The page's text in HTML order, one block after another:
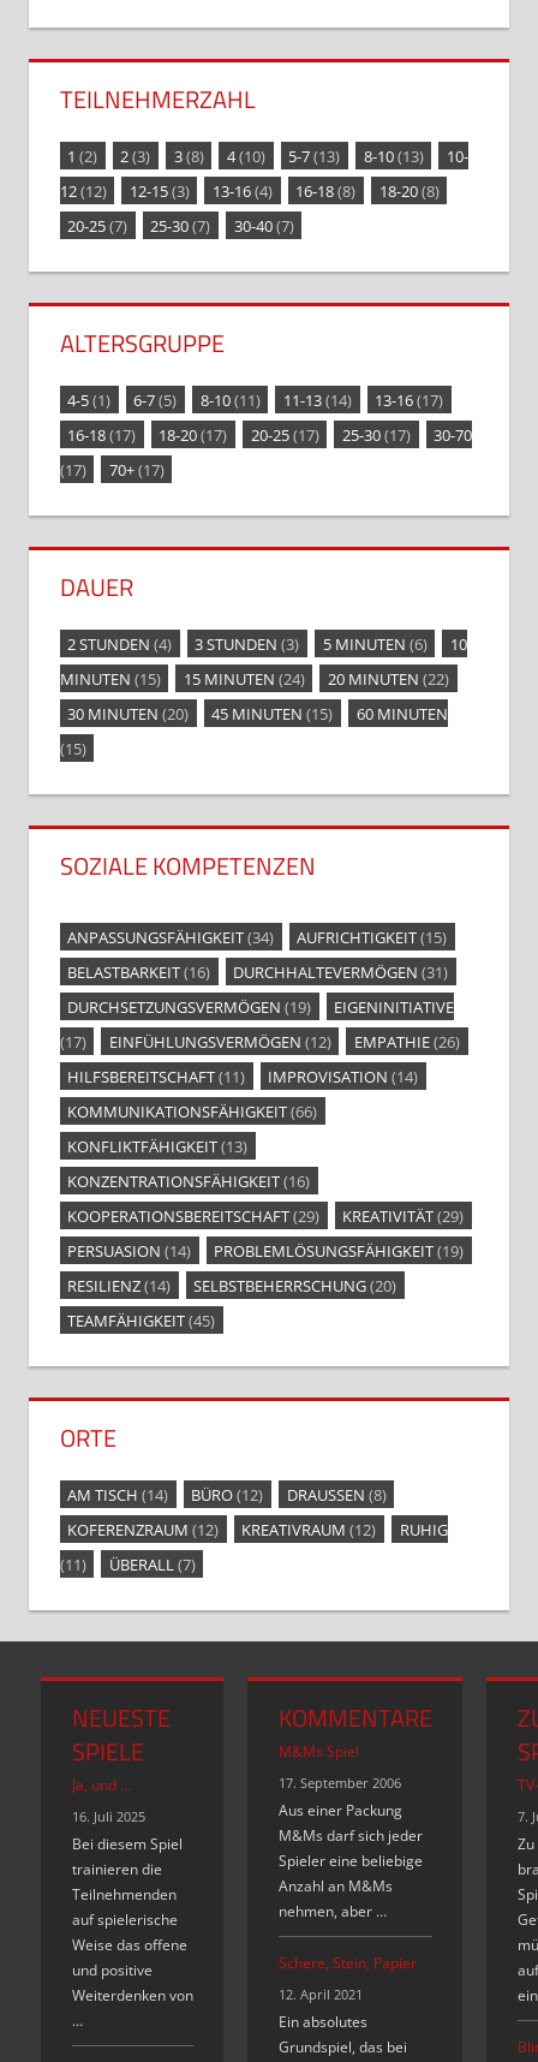
TEILNEHMERZAHL
1 (2) 2(3) 3(8) 4(10) 5-7(13) 8-10(13)
10-
12(12) 12-15(3) 13-16(4) 16-18(8) 18-20(8)
20-25(7) 25-30(7) 30-40(7)
ALTERSGRUPPE
4-5(1) 6-7(5) 8-10(11) 11-13(14) 13-16(17)
16-18(17) 18-20(17) 20-25(17) 25-30(17)
30-70
(17)
70+(17)
DAUER
2 STUNDEN (4) 3 STUNDEN (3) 5 MINUTEN (6)
10
MINUTEN (15) 15 MINUTEN (24) 20 MINUTEN (22)
30 MINUTEN (20) 45 MINUTEN (15)
60 MINUTEN
(15)
SOZIALE KOMPETENZEN
ANPASSUNGSFÄHIGKEIT(34) AUFRICHTIGKEIT(15)
BELASTBARKEIT(16) DURCHHALTEVERMÖGEN (31)
DURCHSETZUNGSVERMÖGEN (19)
EIGENINITIATIVE
(17)
EINFÜHLUNGSVERMÖGEN (12) EMPATHIE(26)
HILFSBEREITSCHAFT(11) IMPROVISATION (14)
KOMMUNIKATIONSFÄHIGKEIT(66)
KONFLIKTFÄHIGKEIT(13)
KONZENTRATIONSFÄHIGKEIT(16)
KOOPERATIONSBEREITSCHAFT(29) KREATIVITÄT(29)
PERSUASION (14) PROBLEMLÖSUNGSFÄHIGKEIT(19)
RESILIENZ(14) SELBSTBEHERRSCHUNG(20)
TEAMFÄHIGKEIT(45)
ORTE
AM TISCH (14) BÜRO(12) DRAUSSEN
(8)
KOFERENZRAUM (12) KREATIVRAUM (12)
RUHIG
(11)
ÜBERALL(7)
NEUESTE
SPIELE
Ja, und …
16. Juli 2025
Bei diesem Spiel
trainieren die
Teilnehmenden
auf spielerische
Weise das offene
und positive
Weiterdenken von
…
KOMMENTARE
M&Ms Spiel
17. September 2006
Aus einer Packung
M&Ms darf sich jeder
Spieler eine beliebige
Anzahl an M&Ms
nehmen, aber …
Schere, Stein, Papier
12. April 2021
Ein absolutes
Grundspiel, das bei
7.
Zu